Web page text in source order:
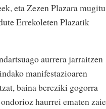
eta Zezen Plazara mugitu
Errekoleten Plazatik
aurrera jarraitzen
manifestazioaren
baina bereziki gogorra
haurrei ematen